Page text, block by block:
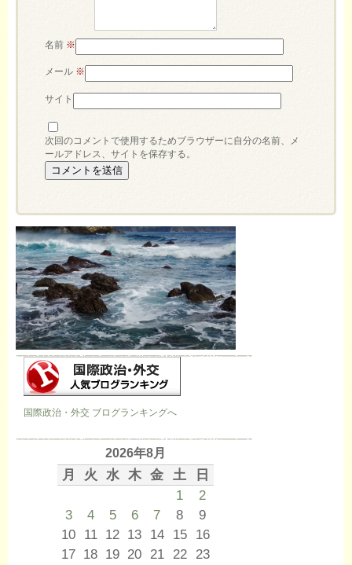
名前 ※
メール ※
サイト
次回のコメントで使用するためブラウザーに自分の名前、メ
ールアドレス、サイトを保存する。
国際政治・外交 ブログランキングへ
2026年8月
月 火 水 木 金 土
日
1
2
3
4 5 6 7 8
9
10 11 12 13 14 15
16
17 18 19 20 21 22
23